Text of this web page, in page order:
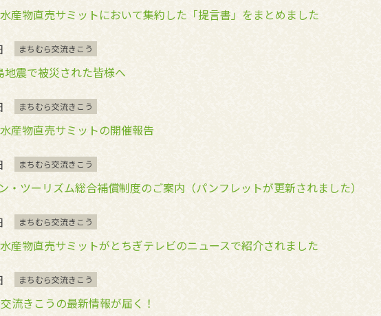
産物直売サミットにおいて集約した「提言書」をまとめました
まちむら交流きこう
震で被災された皆様へ
まちむら交流きこう
産物直売サミットの開催報告
まちむら交流きこう
・ツーリズム総合補償制度のご案内（パンフレットが更新されました）
まちむら交流きこう
産物直売サミットがとちぎテレビのニュースで紹介されました
まちむら交流きこう
流きこうの最新情報が届く！